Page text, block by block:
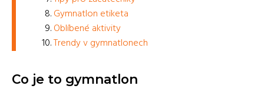
Gymnatlon etiketa
Oblíbené aktivity
Trendy v gymnatlonech
Co je to gymnatlon